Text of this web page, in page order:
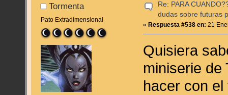
Tormenta
Pato Extradimensional
Re: PARA
dudas sobre futuras
« Respuesta #538 en: 21
Quisiera
miniserie de
hacer con